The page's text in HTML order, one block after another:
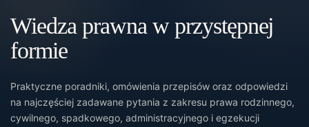
Wiedza prawna w przystępnej
formie
Praktyczne poradniki, omówienia przepisów oraz odpowiedzi
na najczęściej zadawane pytania z zakresu prawa rodzinnego,
cywilnego, spadkowego, administracyjnego i egzekucji